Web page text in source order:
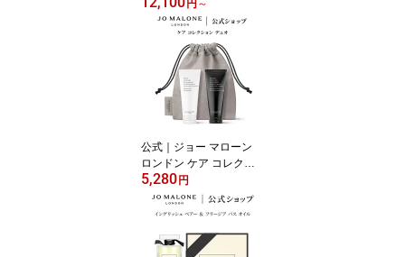
1:59】公式｜ジョー マロ
ーン ロンドン ブラック
ベリー ＆ ベイ コロン 30
mL 100mL ギフトボック
ス入り｜ジョーマローン
香水 レディース フレグ
ランス ギフト 送料無料
プレゼント 贈り物 おす
お祝い
円 ～
公式｜ジョー マローン
ロンドン ケア コレクシ
ョン デュオ｜ジョーマロ
ーン ギフト 送料無料 プ
レゼント 贈り物 誕生日
リファイ シャワー ジェ
5,280 円